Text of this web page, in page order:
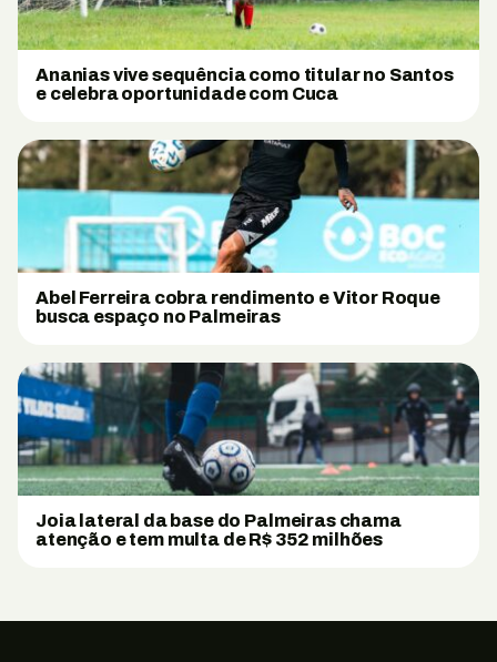
Ananias vive sequência como titular no Santos
e celebra oportunidade com Cuca
Abel Ferreira cobra rendimento e Vitor Roque
busca espaço no Palmeiras
Joia lateral da base do Palmeiras chama
atenção e tem multa de R$ 352 milhões